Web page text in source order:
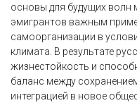
основы для будущих волн
эмигрантов важным
самоорганизации в
климата. В результате
жизнестойкость и
баланс между
интеграцией в новое